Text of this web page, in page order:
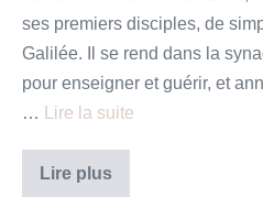
ses premiers disciples, de
Galilée. Il se rend dans la
pour enseigner et guérir, et
…
Lire la suite
Lire plusPar